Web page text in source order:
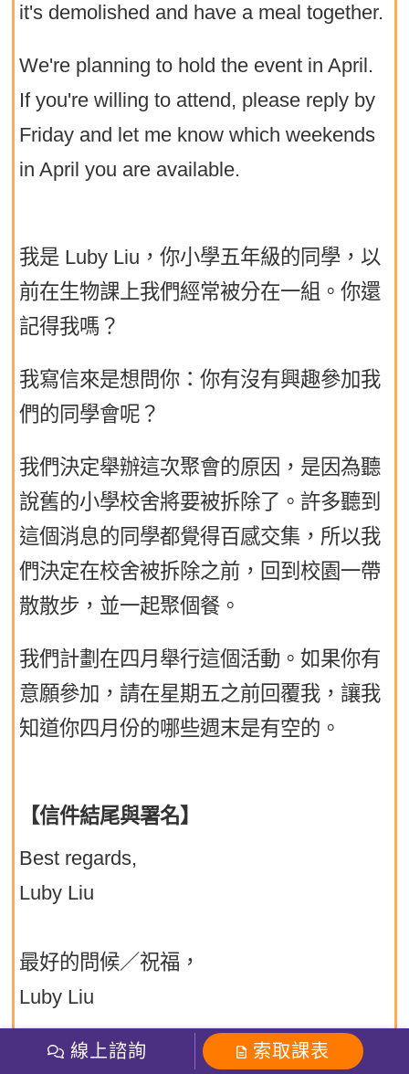
it's demolished and have a meal together.
We're planning to hold the event in April.
If you're willing to attend, please reply by
Friday and let me know which weekends
in April you are available.
我是 Luby Liu，你小學五年級的同學，以
前在生物課上我們經常被分在一組。你還
記得我嗎？
我寫信來是想問你：你有沒有興趣參加我
們的同學會呢？
我們決定舉辦這次聚會的原因，是因為聽
說舊的小學校舍將要被拆除了。許多聽到
這個消息的同學都覺得百感交集，所以我
們決定在校舍被拆除之前，回到校園一帶
散散步，並一起聚個餐。
我們計劃在四月舉行這個活動。如果你有
意願參加，請在星期五之前回覆我，讓我
知道你四月份的哪些週末是有空的。
【信件結尾與署名】
Best regards,
Luby Liu
最好的問候／祝福，
Luby Liu
線上諮詢 索取課表